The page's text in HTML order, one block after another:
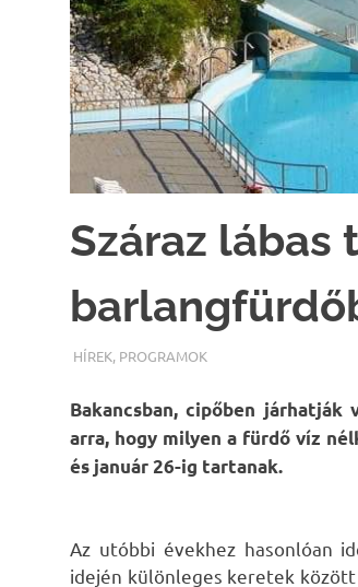
Száraz lábas
TERMALFURDOK.COM
HÍREK, PROGRAMOK
Bakancsban, cipőben járhatják
arra, hogy milyen a fürdő víz
és január 26-ig tartanak.
Az utóbbi évekhez hasonlóan
idején különleges keretek